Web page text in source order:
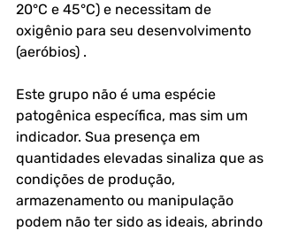
20°C e 45°C) e necessitam de
oxigênio para seu desenvolvimento
(aeróbios) .
Este grupo não é uma espécie
patogênica específica, mas sim um
indicador. Sua presença em
quantidades elevadas sinaliza que as
condições de produção,
armazenamento ou manipulação
podem não ter sido as ideais, abrindo